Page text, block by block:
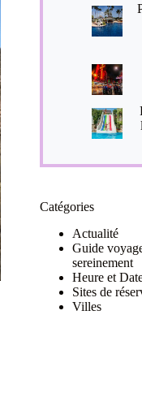
Catégories
Actualité
Guide
sereinement
Heure et
Sites de
Villes